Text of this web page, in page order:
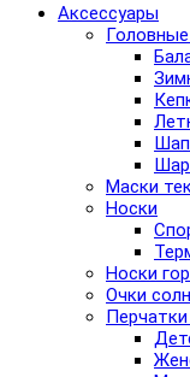
Аксессуары
Маски
Носки
Носки
Очки